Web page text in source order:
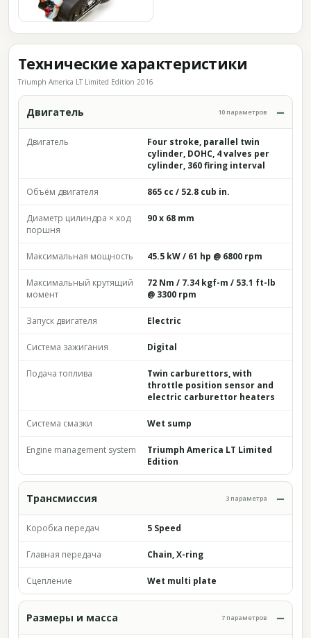
Технические характеристики
Triumph America LT Limited Edition 2016
Двигатель 10 параметров
Двигатель
Four stroke, parallel twin
cylinder, DOHC, 4 valves per
cylinder, 360 firing interval
Объём двигателя 865 cc / 52.8 cub in.
Диаметр цилиндра × ход
поршня
90 x 68 mm
Максимальная мощность 45.5 kW / 61 hp @ 6800 rpm
Максимальный крутящий
момент
72 Nm / 7.34 kgf-m / 53.1 ft-lb
@ 3300 rpm
Запуск двигателя Electric
Система зажигания Digital
Подача топлива
Twin carburettors, with
throttle position sensor and
electric carburettor heaters
Система смазки Wet sump
Engine management system
Triumph America LT Limited
Edition
Трансмиссия 3 параметра
Коробка передач 5 Speed
Главная передача Chain, X-ring
Сцепление Wet multi plate
Размеры и масса 7 параметров